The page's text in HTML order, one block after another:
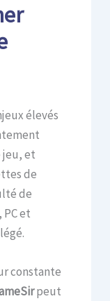
élevés
jeu, et
de
de
et
constante
peut